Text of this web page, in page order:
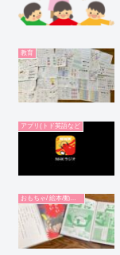
教育
アプリ(トド英語など
おもちゃ/ 絵本/動画/教材